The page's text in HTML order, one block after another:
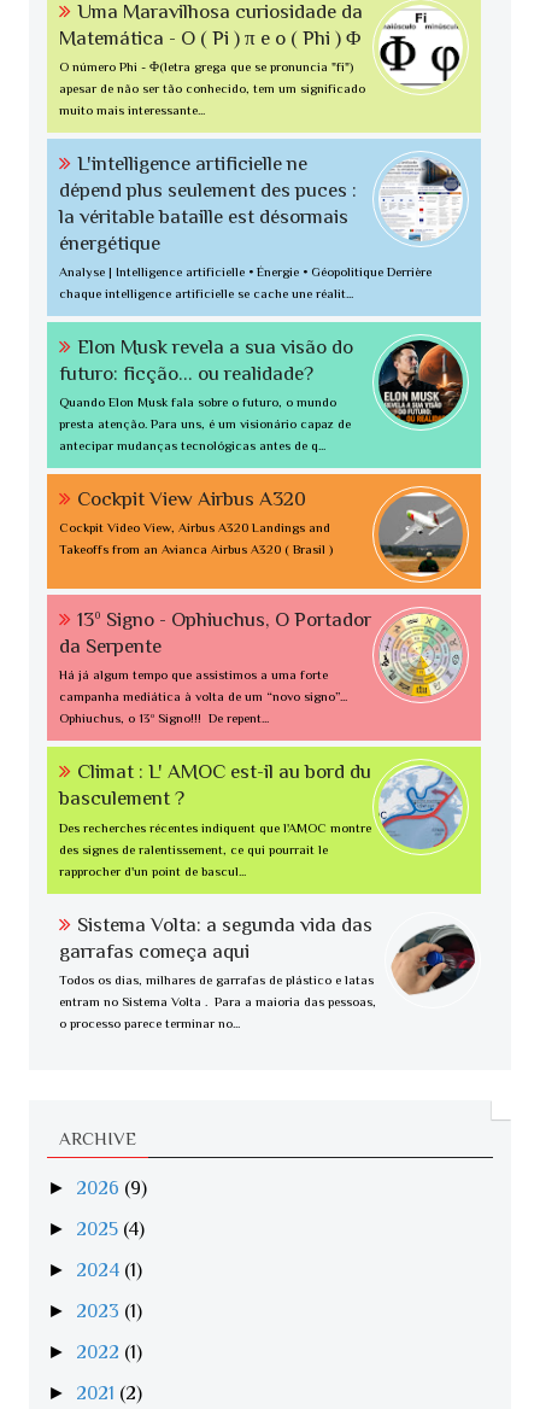
Uma Maravilhosa curiosidade da
Matemática - O ( Pi ) π e o ( Phi ) Φ
O número Phi - Φ(letra grega que se pronuncia "fi")
apesar de não ser tão conhecido, tem um significado
muito mais interessante...
L'intelligence artificielle ne
dépend plus seulement des puces :
la véritable bataille est désormais
énergétique
Analyse | Intelligence artificielle • Énergie • Géopolitique Derrière
chaque intelligence artificielle se cache une réalit...
Elon Musk revela a sua visão do
futuro: ficção... ou realidade?
Quando Elon Musk fala sobre o futuro, o mundo
presta atenção. Para uns, é um visionário capaz de
antecipar mudanças tecnológicas antes de q...
Cockpit View Airbus A320
Cockpit Video View, Airbus A320 Landings and
Takeoffs from an Avianca Airbus A320 ( Brasil )
13º Signo - Ophiuchus, O Portador
da Serpente
Há já algum tempo que assistimos a uma forte
campanha mediática à volta de um “novo signo”...
Ophiuchus, o 13º Signo!!! De repent...
Climat : L' AMOC est-il au bord du
basculement ?
Des recherches récentes indiquent que l'AMOC montre
des signes de ralentissement, ce qui pourrait le
rapprocher d'un point de bascul...
Sistema Volta: a segunda vida das
garrafas começa aqui
Todos os dias, milhares de garrafas de plástico e latas
entram no Sistema Volta . Para a maioria das pessoas,
o processo parece terminar no...
ARCHIVE
► 2026 (9)
► 2025 (4)
► 2024 (1)
► 2023 (1)
► 2022 (1)
► 2021 (2)